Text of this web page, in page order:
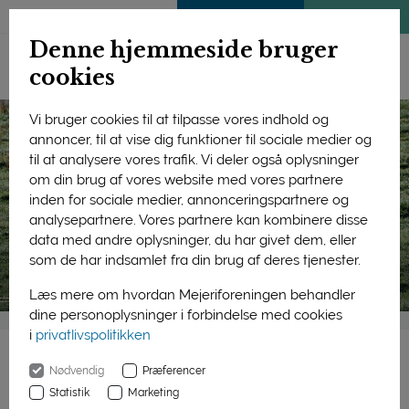
Denne hjemmeside bruger
cookies
Vi bruger cookies til at tilpasse vores indhold og
annoncer, til at vise dig funktioner til sociale medier og
til at analysere vores trafik. Vi deler også oplysninger
om din brug af vores website med vores partnere
inden for sociale medier, annonceringspartnere og
analysepartnere. Vores partnere kan kombinere disse
data med andre oplysninger, du har givet dem, eller
som de har indsamlet fra din brug af deres tjenester.
Læs mere om hvordan Mejeriforeningen behandler
dine personoplysninger i forbindelse med cookies
i privatlivspolitikken
Nødvendig
Præferencer
Statistik
Marketing
Forside Bæredygtighed